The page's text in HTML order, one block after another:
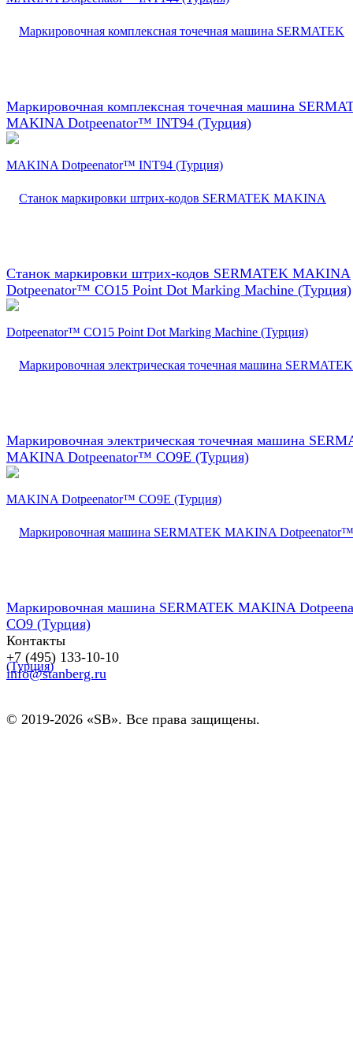
Маркировочная комплексная точечная машина
MAKINA Dotpeenator™ INT94 (Турция)
Станок маркировки штрих-кодов SERMATEK MAKINA
Dotpeenator™ CO15 Point Dot Marking Machine (Турция)
Маркировочная электрическая точечная машина
MAKINA Dotpeenator™ CO9E (Турция)
Маркировочная машина SERMATEK MAKINA
CO9 (Турция)
Контакты
+7 (495) 133-10-10
info@stanberg.ru
© 2019-2026 «SB». Все права защищены.